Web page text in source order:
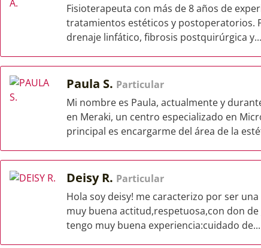
Fisioterapeuta con más de 8 años de
tratamientos estéticos y postoperatorios.
drenaje linfático, fibrosis postquirúrgica y...
Paula S. Particular
Mi nombre es Paula, actualmente y
en Meraki, un centro especializado en
principal es encargarme del área de la
Deisy R. Particular
Hola soy deisy! me caracterizo por ser
muy buena actitud,respetuosa,con don
tengo muy buena experiencia:cuidado de...